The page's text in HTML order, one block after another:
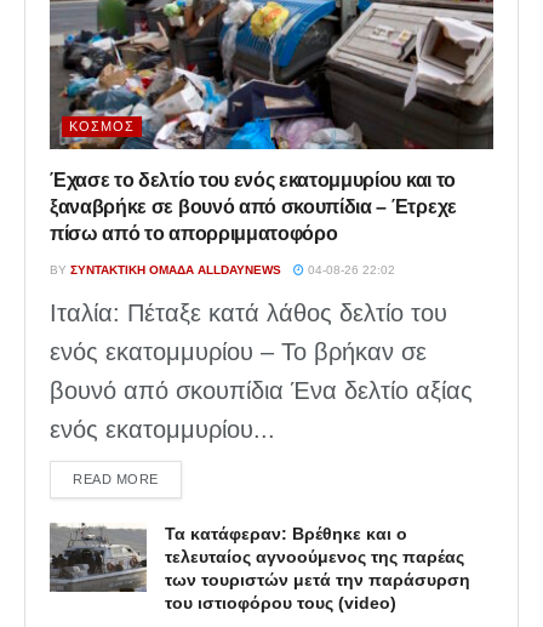
ΚΌΣΜΟΣ
Έχασε το δελτίο του ενός εκατομμυρίου και το
ξαναβρήκε σε βουνό από σκουπίδια – Έτρεχε
πίσω από το απορριμματοφόρο
BY ΣΥΝΤΑΚΤΙΚΉ ΟΜΆΔΑ ALLDAYNEWS 04-08-26 22:02
Ιταλία: Πέταξε κατά λάθος δελτίο του
ενός εκατομμυρίου – Το βρήκαν σε
βουνό από σκουπίδια Ένα δελτίο αξίας
ενός εκατομμυρίου...
READ MOREDETAILS
Τα κατάφεραν: Βρέθηκε και ο
τελευταίος αγνοούμενος της παρέας
των τουριστών μετά την παράσυρση
του ιστιοφόρου τους (video)